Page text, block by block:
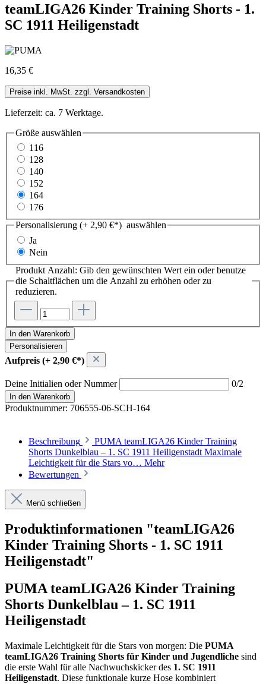
teamLIGA26 Kinder Training Shorts - 1.
SC 1911 Heiligenstadt
16,35 €
Preise inkl. MwSt. zzgl. Versandkosten
Lieferzeit: ca. 7 Werktage.
Größe auswählen
116
128
140
152
164
176
Personalisierung (+ 2,90 €*) auswählen
Ja
Nein
Produkt Anzahl: Gib den gewünschten Wert ein oder benutze
die Schaltflächen um die Anzahl zu erhöhen oder zu
reduzieren.
In den Warenkorb
Personalisieren
Aufpreis (+ 2,90 €*)
Deine Initialien oder Nummer 0/2
In den Warenkorb
Produktnummer: 706555-06-SCH-164
Beschreibung
PUMA teamLIGA26 Kinder Training
Shorts Dunkelblau – 1. SC 1911 Heiligenstadt Maximale
Leichtigkeit für die Stars vo… Mehr
Bewertungen
Menü schließen
Produktinformationen "teamLIGA26
Kinder Training Shorts - 1. SC 1911
Heiligenstadt"
PUMA teamLIGA26 Kinder Training
Shorts Dunkelblau – 1. SC 1911
Heiligenstadt
Maximale Leichtigkeit für die Stars von morgen: Die PUMA
teamLIGA26 Training Shorts für Kinder und Jugendliche sind
die erste Wahl für alle Nachwuchskicker des 1. SC 1911
Heiligenstadt. Diese funktionale kurze Hose kombiniert